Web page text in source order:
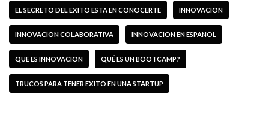
EL SECRETO DEL EXITO ESTA EN CONOCERTE INNOVACION
INNOVACION COLABORATIVA INNOVACION EN ESPANOL
QUE ES INNOVACION QUÉ ES UN BOOTCAMP?
TRUCOS PARA TENER EXITO EN UNA STARTUP